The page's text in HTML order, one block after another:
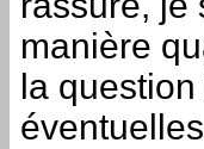
manière
la